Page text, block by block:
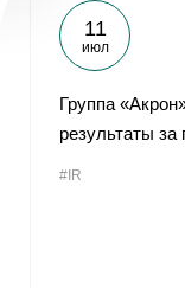
11
июл
Группа
результаты за
#IR